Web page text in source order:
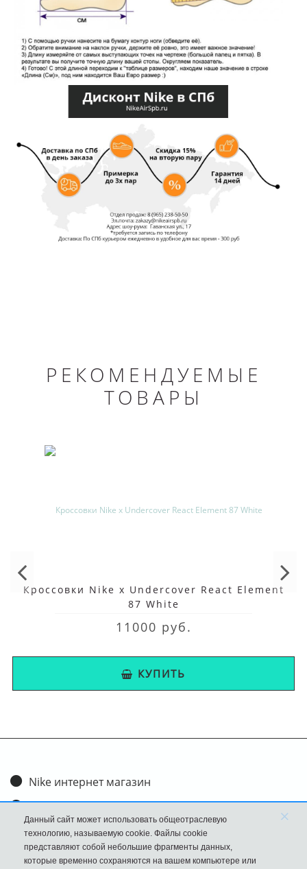
РЕКОМЕНДУЕМЫЕ
ТОВАРЫ
Кроссовки Nike x Undercover React Element
87 White
11000 руб.
КУПИТЬ
Nike интернет магазин
Доставка и оплата
Обмен и возврат
Размеры
Данный сайт может использовать общеотраслевую
технологию, называемую cookie. Файлы cookie
представляют собой небольшие фрагменты данных,
которые временно сохраняются на вашем компьютере или
×